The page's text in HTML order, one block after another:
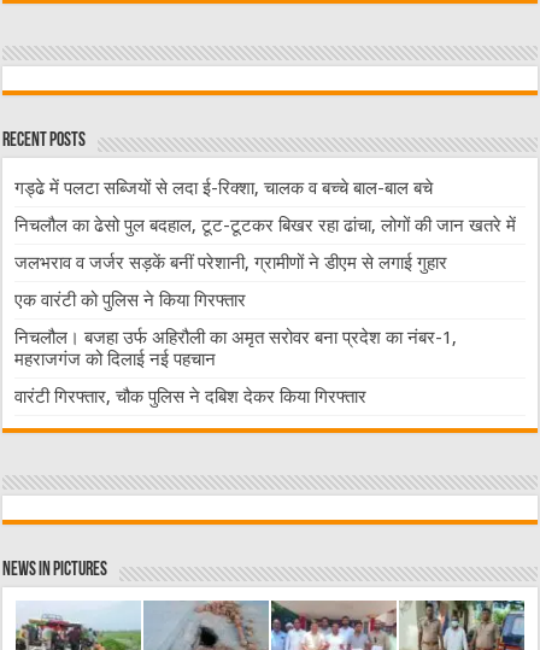
Recent Posts
गड्ढे में पलटा सब्जियों से लदा ई-रिक्शा, चालक व बच्चे बाल-बाल बचे
निचलौल का ढेसो पुल बदहाल, टूट-टूटकर बिखर रहा ढांचा, लोगों की जान खतरे में
जलभराव व जर्जर सड़कें बनीं परेशानी, ग्रामीणों ने डीएम से लगाई गुहार
एक वारंटी को पुलिस ने किया गिरफ्तार
निचलौल। बजहा उर्फ अहिरौली का अमृत सरोवर बना प्रदेश का नंबर-1,
महराजगंज को दिलाई नई पहचान
वारंटी गिरफ्तार, चौक पुलिस ने दबिश देकर किया गिरफ्तार
News in Pictures